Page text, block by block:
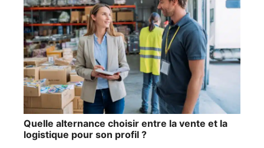
Quelle alternance choisir entre la vente et la
logistique pour son profil ?